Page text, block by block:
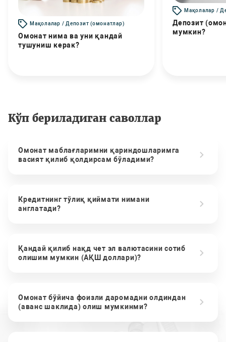
Мақолалар / Депозит (омонатлар)
Омонат нима ва уни қандай
тушуниш керак?
Мақолалар /
Депозит
мумкин?
Кўп бериладиган саволлар
Омонат маблағларимни қариндошларимга
васият қилиб қолдирсам бўладими?
Кредитнинг тўлиқ қиймати нимани
англатади?
Қандай қилиб нақд чет эл валютасини сотиб
олишим мумкин (АҚШ доллари)?
Омонат бўйича фоизли даромадни олдиндан
(аванс шаклида) олиш мумкинми?